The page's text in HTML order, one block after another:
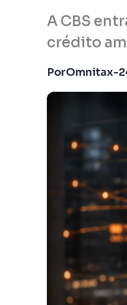
A CBS
crédito
PorOmnitax-